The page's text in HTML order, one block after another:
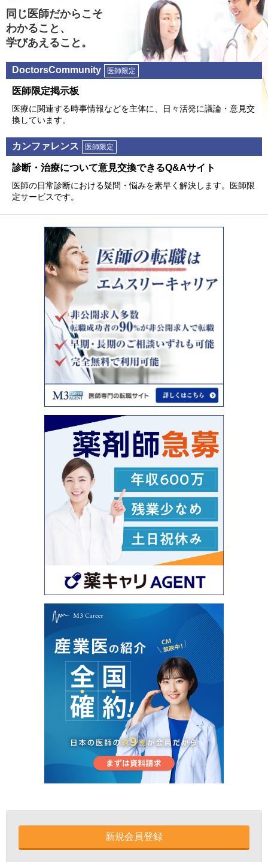
同じ医師だからこそ
わかること、
学びあえること。
DoctorsCommunity 医師限定
医師限定掲⽰板
医療に関連する時事情報などを主体に、⽇々活発に議論・意⾒交
換しています。
カンファレンス 医師限定
診断・治療について意⾒交換できるQ&Aサイト
医師の⽇常診断における疑問・悩みを素早く解決します。医師限
定サービスです。
新規会員登録